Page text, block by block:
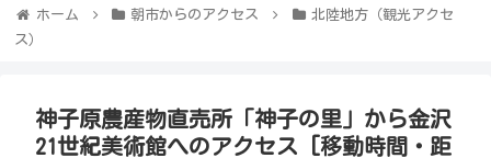
ホーム 朝市からのアクセス
北陸地方（観光アクセ
ス）
神子原農産物直売所「神子の里」から金沢
21世紀美術館へのアクセス [移動時間・距